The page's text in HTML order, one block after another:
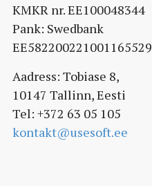
KMKR nr. EE100048344
Pank: Swedbank
EE582200221001165529
Aadress: Tobiase 8,
10147 Tallinn, Eesti
Tel: +372 63 05 105
kontakt@usesoft.ee